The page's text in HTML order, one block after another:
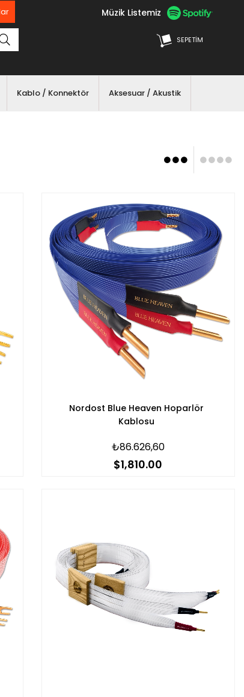
Müzik Listemiz
SEPETIM
Kablo / Konnektör Aksesuar / Akustik
Nordost Blue Heaven Hoparlör
Kablosu
₺86.626,60
$1,810.00